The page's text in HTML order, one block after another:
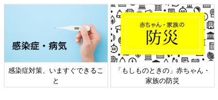
こちらはlicca_no_heyaさんが3COINSで購入した浮き輪
（KIDS）と折りたためるプール。プールは空気入れ不要とのこ
とで手軽に遊べて便利そうですね！夏までは室内でボールプール
として使っており、お子さんは大喜びで遊んでいたとのこと。浮
き輪は880円、プールは2,200円のようです。
3COINS「これが330円はうれしい！」
「ちょうどいいサイズ感」子連れお出か
けグッズおすすめ4選
感染症対策、いますぐできるこ
と
「もしものときの」赤ちゃん・
家族の防災